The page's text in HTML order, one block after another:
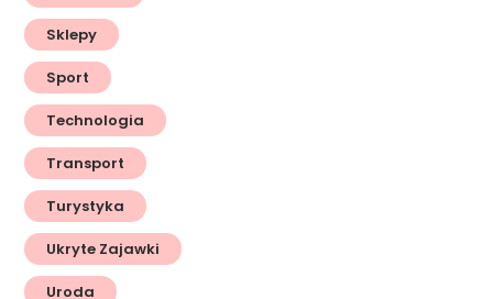
Sklepy
Sport
Technologia
Transport
Turystyka
Ukryte Zajawki
Uroda